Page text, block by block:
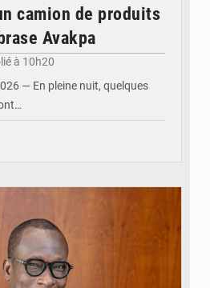
camion de produits
Avakpa
à 10h20
— En pleine nuit, quelques